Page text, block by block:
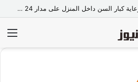
CareX تقدم خدمات رعاية كبار السن داخل المنزل على مدار 24 ساعة